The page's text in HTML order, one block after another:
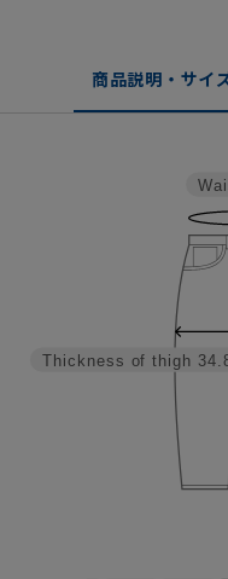
商品説明・サイ
Thickness of thigh